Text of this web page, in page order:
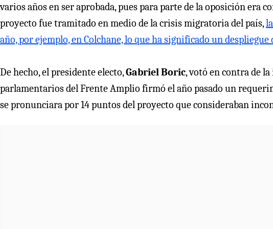
varios años en ser aprobada, pues para parte de la oposición era
proyecto fue tramitado en medio de la crisis migratoria del país,
año, por ejemplo, en Colchane, lo que ha significado un despliegue
De hecho, el presidente electo,Gabriel Boric, votó en contra de
parlamentarios del Frente Amplio firmó el año pasado un
se pronunciara por 14 puntos del proyecto que consideraban